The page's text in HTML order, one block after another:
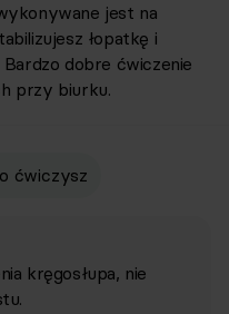
jest na
łopatkę i
dobre ćwiczenie
przy biurku.
ćwiczysz
kręgosłupa, nie